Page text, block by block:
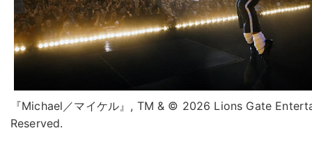
『Michael／マイケル』, TM & © 2026 Lions Gate
Reserved.